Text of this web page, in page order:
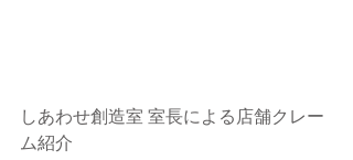
しあわせ創造室 室長による店舗クレー
ム紹介